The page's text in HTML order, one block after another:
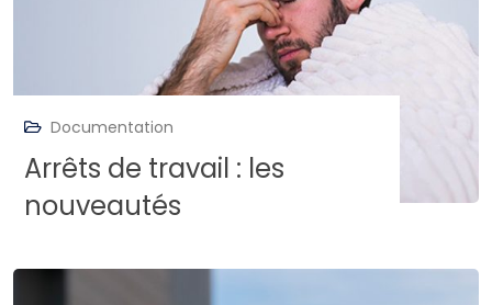
Documentation
Arrêts de travail : les
nouveautés